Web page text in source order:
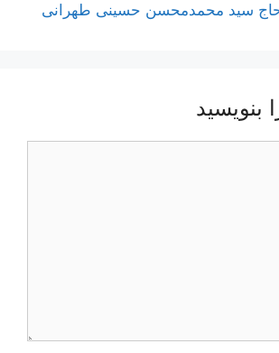
حاج سید محمدمحسن حسینی طهرانی
بنویسید